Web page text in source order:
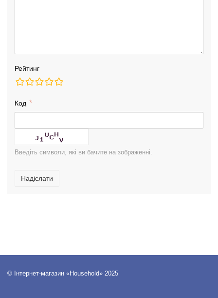
Рейтинг
Код
Введіть символи, які ви бачите на зображенні.
Надіслати
© Інтернет-магазин «Household» 2025